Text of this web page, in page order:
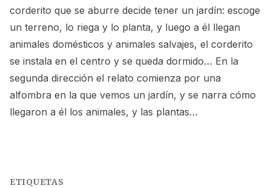
corderito que se aburre decide tener un jardín: escoge
un terreno, lo riega y lo planta, y luego a él llegan
animales domésticos y animales salvajes, el corderito
se instala en el centro y se queda dormido… En la
segunda dirección el relato comienza por una
alfombra en la que vemos un jardín, y se narra cómo
llegaron a él los animales, y las plantas…
ETIQUETAS